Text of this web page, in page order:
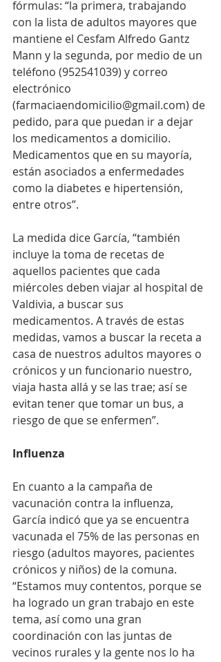
fórmulas: “la primera, trabajando
con la lista de adultos mayores que
mantiene el Cesfam Alfredo Gantz
Mann y la segunda, por medio de un
teléfono (952541039) y correo
electrónico
(farmaciaendomicilio@gmail.com) de
pedido, para que puedan ir a dejar
los medicamentos a domicilio.
Medicamentos que en su mayoría,
están asociados a enfermedades
como la diabetes e hipertensión,
entre otros”.
La medida dice García, “también
incluye la toma de recetas de
aquellos pacientes que cada
miércoles deben viajar al hospital de
Valdivia, a buscar sus
medicamentos. A través de estas
medidas, vamos a buscar la receta a
casa de nuestros adultos mayores o
crónicos y un funcionario nuestro,
viaja hasta allá y se las trae; así se
evitan tener que tomar un bus, a
riesgo de que se enfermen”.
Influenza
En cuanto a la campaña de
vacunación contra la influenza,
García indicó que ya se encuentra
vacunada el 75% de las personas en
riesgo (adultos mayores, pacientes
crónicos y niños) de la comuna.
“Estamos muy contentos, porque se
ha logrado un gran trabajo en este
tema, así como una gran
coordinación con las juntas de
vecinos rurales y la gente nos lo ha